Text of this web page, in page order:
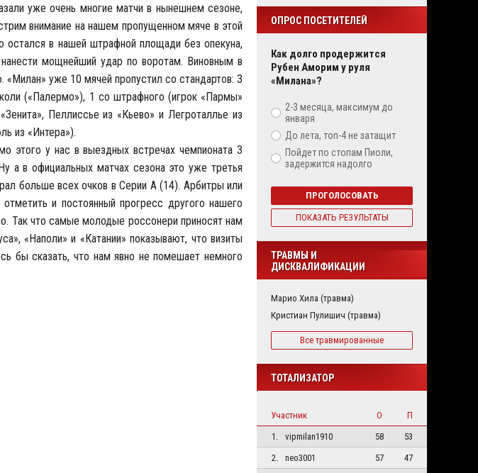
уже очень многие матчи в нынешнем сезоне,
внимание на нашем пропущенном мяче в этой
остался в нашей штрафной площади без опекуна,
мощнейший удар по воротам. Виновным в
«Милан» уже 10 мячей пропустил со стандартов: 3
(«Палермо»), 1 со штрафного (игрок «Пармы»
Пеллиссье из «Кьево» и Легроталлье из
из «Интера»).
этого у нас в выездных встречах чемпионата 3
а в официальных матчах сезона это уже третья
больше всех очков в Серии А (14). Арбитры или
и постоянный прогресс другого нашего
Так что самые молодые россонери приносят нам
«Наполи» и «Катании» показывают, что визиты
бы сказать, что нам явно не помешает немного
ОПРОС ПОСЕТИТЕЛЕЙ
Как долго продержится
Рубен Аморим у руля
«Милана»?
2-3 месяца, максимум до
января
До лета, топ-4 не затащит
Пойдет по стопам Пиоли,
задержится надолго
ПРОГОЛОСОВАТЬ
ПОКАЗАТЬ РЕЗУЛЬТАТЫ
ТРАВМЫ И
ДИСКВАЛИФИКАЦИИ
Марио Хила (травма)
Кристиан Пулишич (травма)
Все травмированные
ТОТАЛИЗАТОР
Участник О
П
1.
vipmilan1910 58
53
2.
neo3001 57
47